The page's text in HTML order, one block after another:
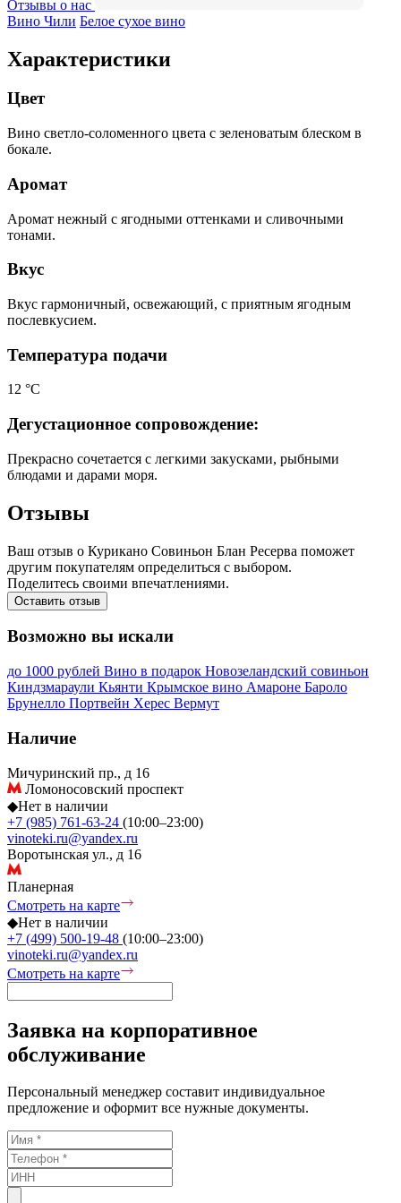
Отзывы о нас
Вино Чили Белое сухое вино
Характеристики
Цвет
Вино светло-соломенного цвета с зеленоватым блеском в
бокале.
Аромат
Аромат нежный с ягодными оттенками и сливочными
тонами.
Вкус
Вкус гармоничный, освежающий, с приятным ягодным
послевкусием.
Температура подачи
12 °С
Дегустационное сопровождение:
Прекрасно сочетается с легкими закусками, рыбными
блюдами и дарами моря.
Отзывы
Ваш отзыв о Курикано Совиньон Блан Ресерва поможет
другим покупателям определиться с выбором.
Поделитесь своими впечатлениями.
Оставить отзыв
Возможно вы искали
до 1000 рублей Вино в подарок Новозеландский совиньон
Киндзмараули Кьянти Крымское вино Амароне Бароло
Брунелло Портвейн Херес Вермут
Наличие
Мичуринский пр., д 16
Ломоносовский проспект
◆Нет в наличии
+7 (985) 761-63-24 (10:00–23:00)
vinoteki.ru@yandex.ru
Воротынская ул., д 16
Планерная
Смотреть на карте
◆Нет в наличии
+7 (499) 500-19-48 (10:00–23:00)
vinoteki.ru@yandex.ru
Смотреть на карте
Заявка на корпоративное
обслуживание
Персональный менеджер составит индивидуальное
предложение и оформит все нужные документы.